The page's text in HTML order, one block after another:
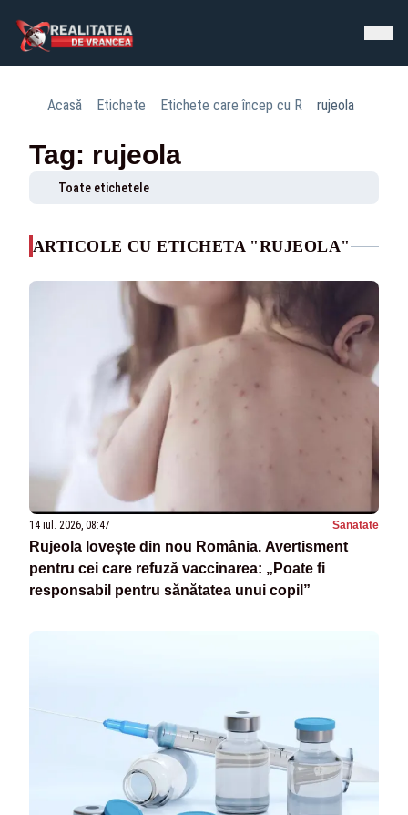
Acasă Etichete Etichete care încep cu R rujeola
Tag: rujeola
Toate etichetele
ARTICOLE CU ETICHETA "RUJEOLA"
14 iul. 2026, 08:47 Sanatate
Rujeola lovește din nou România. Avertisment
pentru cei care refuză vaccinarea: „Poate fi
responsabil pentru sănătatea unui copil”